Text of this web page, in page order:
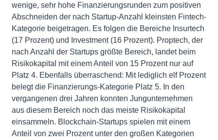
wenige, sehr hohe Finanzierungsrunden zum positiven
Abschneiden der nach Startup-Anzahl kleinsten Fintech-
Kategorie beigetragen. Es folgen die Bereiche Insurtech
(17 Prozent) und Investment (16 Prozent). Proptech, der
nach Anzahl der Startups größte Bereich, landet beim
Risikokapital mit einem Anteil von 15 Prozent nur auf
Platz 4. Ebenfalls überraschend: Mit lediglich elf Prozent
belegt die Finanzierungs-Kategorie Platz 5. In den
vergangenen drei Jahren konnten Jungunternehmen
aus diesem Bereich noch das meiste Risikokapital
einsammeln. Blockchain-Startups spielen mit einem
Anteil von zwei Prozent unter den großen Kategorien